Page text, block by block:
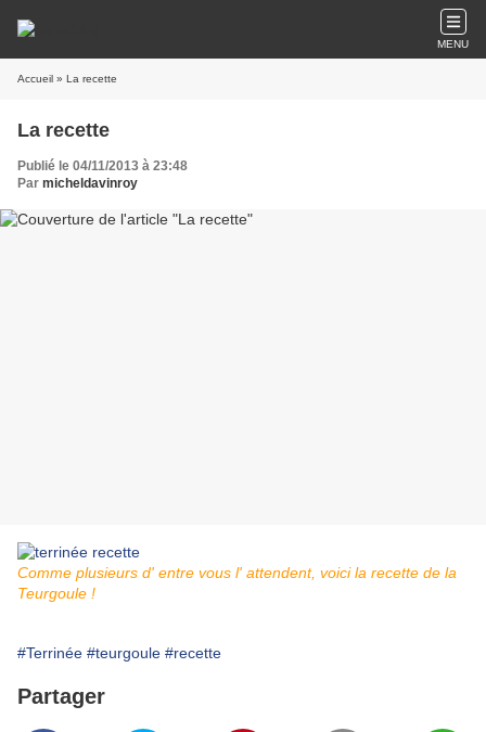
MENU
Accueil » La recette
La recette
Publié le 04/11/2013 à 23:48
Par micheldavinroy
Comme plusieurs d' entre vous l' attendent, voici la recette de la
Teurgoule !
#Terrinée #teurgoule #recette
Partager